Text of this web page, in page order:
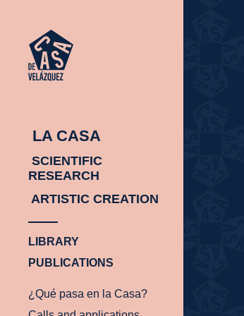
LA CASA
SCIENTIFIC
RESEARCH
ARTISTIC CREATION
LIBRARY
PUBLICATIONS
¿Qué pasa en la Casa?